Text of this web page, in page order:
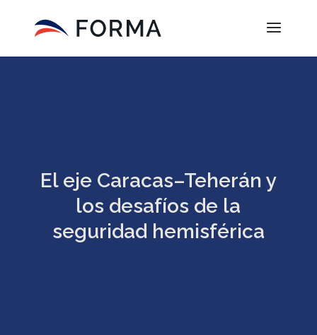
El eje Caracas–Teherán y
los desafíos de la
seguridad hemisférica